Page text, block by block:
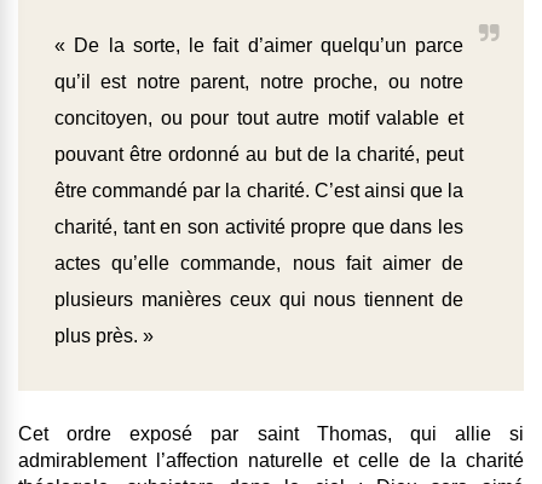
« De la sorte, le fait d’aimer quelqu’un parce
qu’il est notre parent, notre proche, ou notre
concitoyen, ou pour tout autre motif valable et
pouvant être ordonné au but de la charité, peut
être commandé par la charité. C’est ainsi que la
charité, tant en son activité propre que dans les
actes qu’elle commande, nous fait aimer de
plusieurs manières ceux qui nous tiennent de
plus près. »
Cet ordre exposé par saint Thomas, qui allie si
admirablement l’affection naturelle et celle de la charité